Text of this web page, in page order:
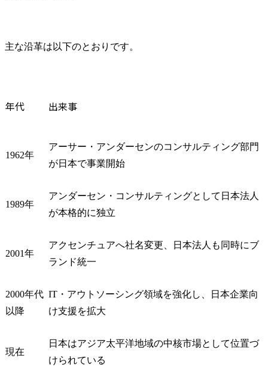
主な沿革は以下のとおりです。
年代 出来事
1962年
アーサー・アンダーセンのコンサルティング部門
が日本で事業開始
1989年
アンダーセン・コンサルティングとして日本法人
が本格的に独立
2001年
アクセンチュアへ社名変更、日本法人も同時にブ
ランド統一
2000年代
以降
IT・アウトソーシング領域を強化し、日本企業向
け支援を拡大
現在
日本はアジア太平洋地域の中核市場として位置づ
けられている